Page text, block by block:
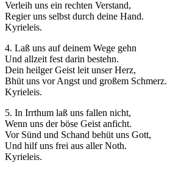
Verleih uns ein rechten Verstand,
Regier uns selbst durch deine Hand.
Kyrieleis.
4. Laß uns auf deinem Wege gehn
Und allzeit fest darin bestehn.
Dein heilger Geist leit unser Herz,
Bhüt uns vor Angst und großem Schmerz.
Kyrieleis.
5. In Irrthum laß uns fallen nicht,
Wenn uns der böse Geist anficht.
Vor Sünd und Schand behüt uns Gott,
Und hilf uns frei aus aller Noth.
Kyrieleis.